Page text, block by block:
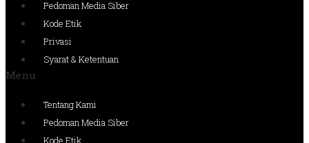
Pedoman Media Siber
Kode Etik
Privasi
Syarat & Ketentuan
Menu
Tentang Kami
Pedoman Media Siber
Kode Etik